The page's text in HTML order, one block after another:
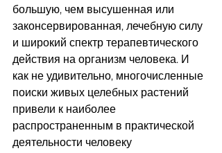
большую, чем высушенная или
законсервированная, лечебную силу
и широкий спектр терапевтического
действия на организм человека. И
как не удивительно, многочисленные
поиски живых целебных растений
привели к наиболее
распространенным в практической
деятельности человеку